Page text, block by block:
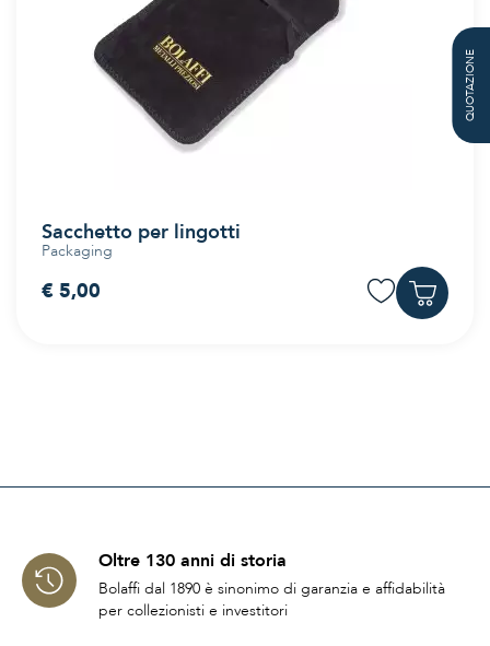
Sacchetto per lingotti
Packaging
€ 5,00
Oltre 130 anni di storia
Bolaffi dal 1890 è sinonimo di garanzia e affidabilità
per collezionisti e investitori
QUOTAZIONE